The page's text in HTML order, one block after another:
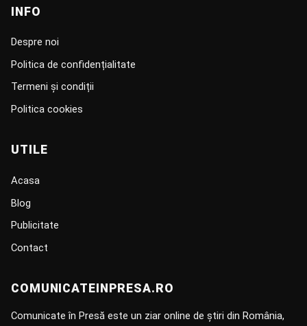
INFO
Despre noi
Politica de confidențialitate
Termeni și condiții
Politica cookies
UTILE
Acasa
Blog
Publicitate
Contact
COMUNICATEINPRESA.RO
Comunicate în Presă este un ziar online de știri din România,